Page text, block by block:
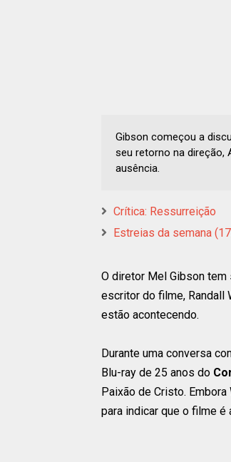
Gibson começou a
seu retorno na direção,
ausência.
Crítica: Ressurreição
Estreias da semana
O diretor Mel Gibson tem
escritor do filme, Randall
estão acontecendo.
Durante uma conversa
Blu-ray de 25 anos do
Paixão de Cristo.
para indicar que o filme